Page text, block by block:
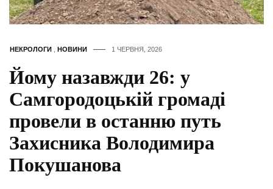
НЕКРОЛОГИ НОВИНИ 1 ЧЕРВНЯ, 2026
Йому назавжди 26: у
Самгородоцькій громаді
провели в останню путь
Захисника Володимира
Покушанова